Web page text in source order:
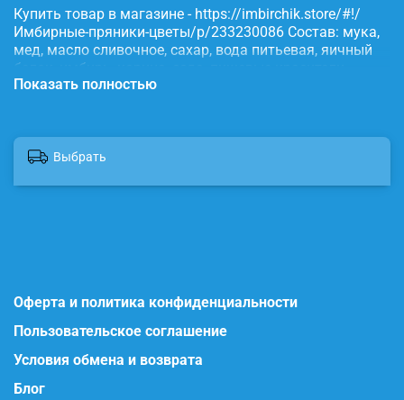
Купить товар в магазине - https://imbirchik.store/#!/
Имбирные-пряники-цветы/p/233230086 Состав: мука,
мед, масло сливочное, сахар, вода питьевая, яичный
белок, имбирь, корица, сода, пищевые красители.
Показать полностью
Выбрать
Оферта и политика конфиденциальности
Пользовательское соглашение
Условия обмена и возврата
Блог